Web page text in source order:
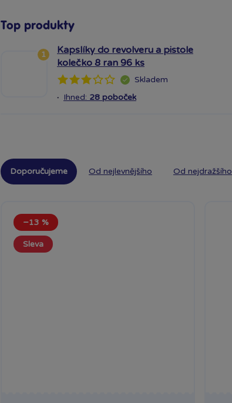
Top produkty
1
Kapslíky do revolveru a pistole
kolečko 8 ran 96 ks
Skladem
· Ihned: 28 poboček
Doporučujeme Od nejlevnějšího Od nejdražšího
−13 %
Sleva